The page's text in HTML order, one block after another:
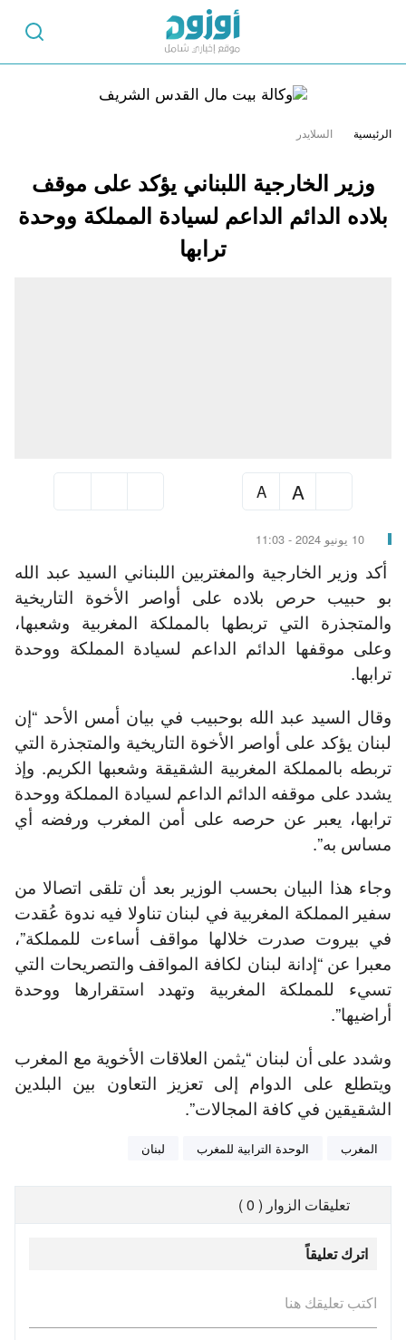
الرئيسية السلايدر
وزير الخارجية اللبناني يؤكد على موقف
بلاده الدائم الداعم لسيادة المملكة ووحدة
ترابها
أكد وزير الخارجية والمغتربين اللبناني السيد عبد الله
بو حبيب حرص بلاده على أواصر الأخوة التاريخية
والمتجذرة التي تربطها بالمملكة المغربية وشعبها،
وعلى موقفها الدائم الداعم لسيادة المملكة ووحدة
ترابها.
وقال السيد عبد الله بوحبيب في بيان أمس الأحد “إن
لبنان يؤكد على أواصر الأخوة التاريخية والمتجذرة التي
تربطه بالمملكة المغربية الشقيقة وشعبها الكريم. وإذ
يشدد على موقفه الدائم الداعم لسيادة المملكة ووحدة
ترابها، يعبر عن حرصه على أمن المغرب ورفضه أي
مساس به”.
وجاء هذا البيان بحسب الوزير بعد أن تلقى اتصالا من
سفير المملكة المغربية في لبنان تناولا فيه ندوة عُقدت
في بيروت صدرت خلالها مواقف أساءت للمملكة”،
معبرا عن “إدانة لبنان لكافة المواقف والتصريحات التي
تسيء للمملكة المغربية وتهدد استقرارها ووحدة
أراضيها”.
وشدد على أن لبنان “يثمن العلاقات الأخوية مع المغرب
ويتطلع على الدوام إلى تعزيز التعاون بين البلدين
الشقيقين في كافة المجالات”.
المغرب الوحدة الترابية للمغرب لبنان
A
A
تعليقات الزوار ( 0 )
اترك تعليقاً
اكتب تعليقك هنا